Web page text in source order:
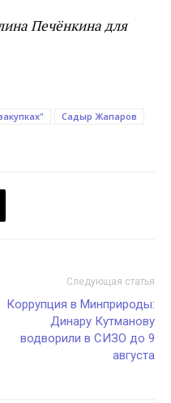
Печёнкина для
Садыр Жапаров
Следующая статья
Коррупция в Минприроды:
Динару Кутманову
водворили в СИЗО до 9
августа